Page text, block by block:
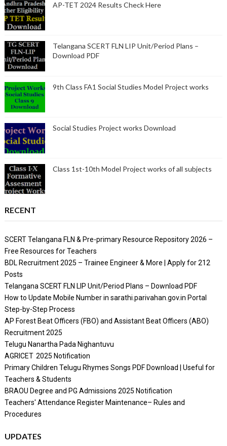
AP-TET 2024 Results Check Here
Telangana SCERT FLN LIP Unit/Period Plans –
Download PDF
9th Class FA1 Social Studies Model Project works
Social Studies Project works Download
Class 1st-10th Model Project works of all subjects
RECENT
SCERT Telangana FLN & Pre-primary Resource Repository 2026 –
Free Resources for Teachers
BDL Recruitment 2025 – Trainee Engineer & More | Apply for 212
Posts
Telangana SCERT FLN LIP Unit/Period Plans – Download PDF
How to Update Mobile Number in sarathi.parivahan.gov.in Portal
Step-by-Step Process
AP Forest Beat Officers (FBO) and Assistant Beat Officers (ABO)
Recruitment 2025
Telugu Nanartha Pada Nighantuvu
AGRICET 2025 Notification
Primary Children Telugu Rhymes Songs PDF Download | Useful for
Teachers & Students
BRAOU Degree and PG Admissions 2025 Notification
Teachers' Attendance Register Maintenance– Rules and
Procedures
UPDATES